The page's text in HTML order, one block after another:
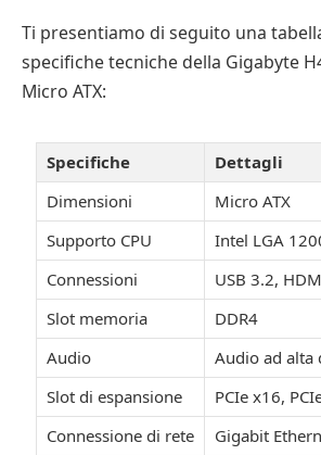
Ti presentiamo di seguito una
specifiche tecniche della Gigabyte
Micro ATX:
Specifiche
Dettagli
Dimensioni
Micro ATX
Supporto CPU
Intel LGA
Connessioni
USB 3.2,
Slot memoria
DDR4
Audio
Audio ad alta
Slot di espansione
PCIe x16,
Connessione di rete
Gigabit